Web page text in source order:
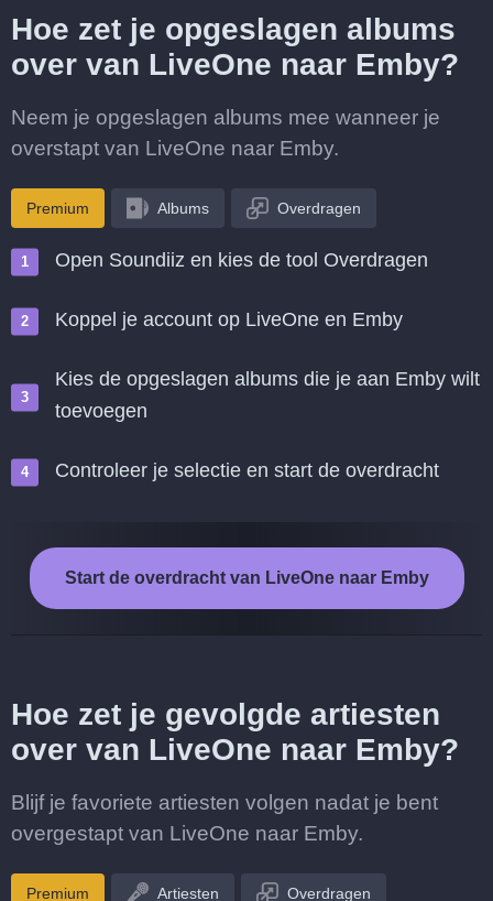
Hoe zet je opgeslagen albums
over van LiveOne naar Emby?
Neem je opgeslagen albums mee wanneer je
overstapt van LiveOne naar Emby.
Premium Albums Overdragen
Open Soundiiz en kies de tool Overdragen
Koppel je account op LiveOne en Emby
Kies de opgeslagen albums die je aan Emby wilt
toevoegen
Controleer je selectie en start de overdracht
Start de overdracht van LiveOne naar Emby
Hoe zet je gevolgde artiesten
over van LiveOne naar Emby?
Blijf je favoriete artiesten volgen nadat je bent
overgestapt van LiveOne naar Emby.
Premium Artiesten Overdragen